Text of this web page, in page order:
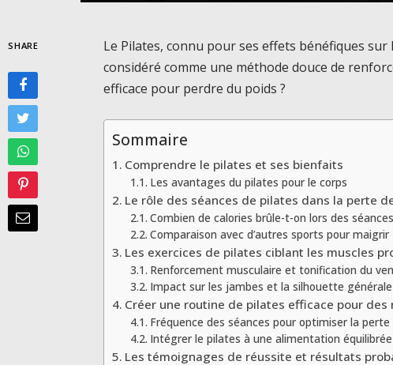
SHARE
Le Pilates, connu pour ses effets bénéfiques
considéré comme une méthode douce de
efficace pour perdre du poids ?
Sommaire
Comprendre le pilates et ses bienfaits
Les avantages du pilates pour le corps
Le rôle des séances de pilates dans la perte
Combien de calories brûle-t-on lors des
Comparaison avec d’autres sports pour maigrir
Les exercices de pilates ciblant les muscles
Renforcement musculaire et tonification du
Impact sur les jambes et la silhouette générale
Créer une routine de pilates efficace pour
Fréquence des séances pour optimiser la perte
Intégrer le pilates à une alimentation équilibrée
Les témoignages de réussite et résultats